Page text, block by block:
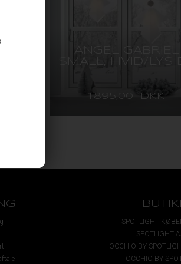
ANGEL GABRIEL
SMALL, HVID/LYS
1.895,00 DKK
SPOTLIGHT
SPOTLIGHT
OCCHIO BY
OCCHIO BY